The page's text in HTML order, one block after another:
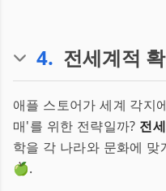
4. 전세계적
애플 스토어가 세계 각지
매'를 위한 전략일까? 전
학을 각 나라와 문화에
🍏.